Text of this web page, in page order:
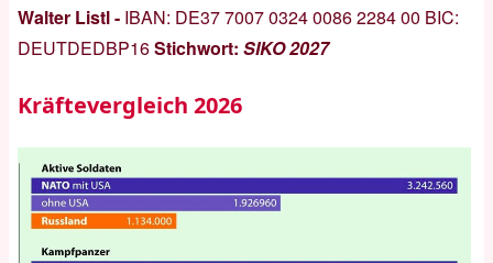
Walter Listl - IBAN: DE37 7007 0324 0086 2284 00 BIC:
DEUTDEDBP16Stichwort: SIKO 2027
Kräftevergleich 2026